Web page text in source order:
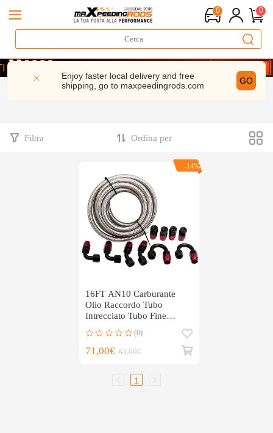
0 0
Prestazioni | 5% di sconto– MXR20TH
E RISPARMIA 5%- CODICE： WELCOME
Prestazioni | 5% di sconto– MXR20TH
Enjoy faster local delivery and free
shipping, go to maxpeedingrods.com GO
Filtra Ordina per
-14%
16FT AN10 Carburante
Olio Raccordo Tubo
Intrecciato Tubo Fine
(0)
71,00€ 83,00€
1